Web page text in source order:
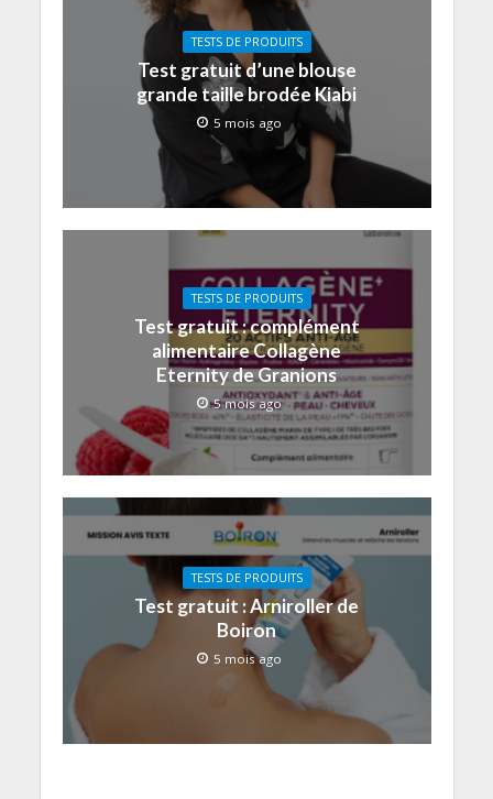
TESTS DE PRODUITS
Test gratuit d’une blouse
grande taille brodée Kiabi
5 mois ago
TESTS DE PRODUITS
Test gratuit : complément
alimentaire Collagène
Eternity de Granions
5 mois ago
TESTS DE PRODUITS
Test gratuit : Arniroller de
Boiron
5 mois ago